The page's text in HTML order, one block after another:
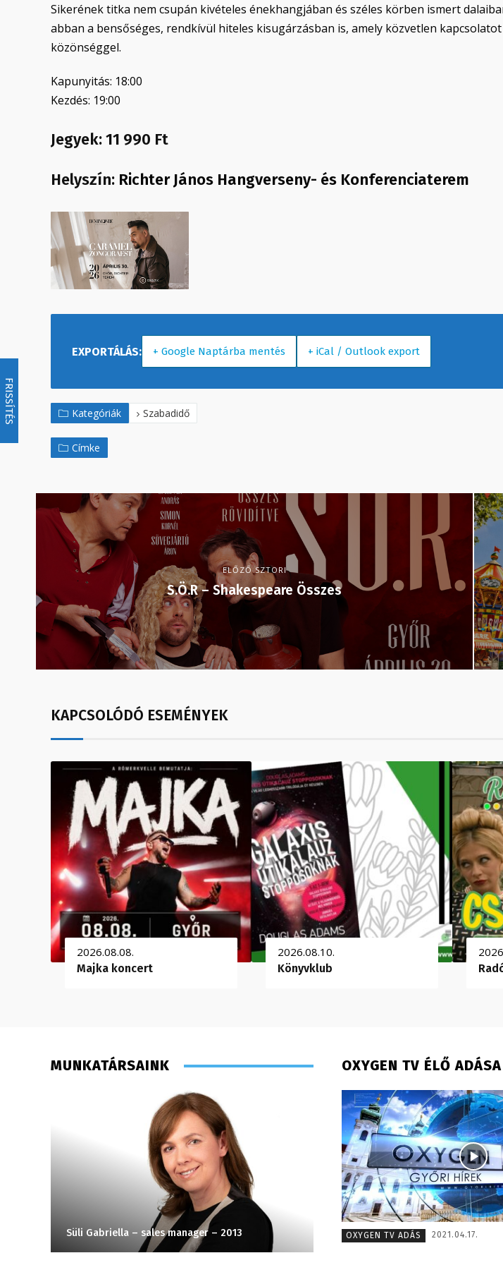
FRISSÍTÉS
Sikerének titka nem csupán kivételes énekhangjában és széles körben ismert
abban a bensőséges, rendkívül hiteles kisugárzásban is, amely közvetlen
közönséggel.
Kapunyitás: 18:00
Kezdés: 19:00
Jegyek: 11 990 Ft
Helyszín: Richter János Hangverseny- és Konferenciaterem
+ Google Naptárba mentés + iCal / Outlook export
Kategóriák Szabadidő
Címke
ELŐZŐ SZTORI
S.Ö.R – Shakespeare Összes
KAPCSOLÓDÓ ESEMÉNYEK
2026.08.08.
Majka koncert
2026.08.10.
Könyvklub
MUNKATÁRSAINK
Süli Gabriella – sales manager – 2013 Tóth Bálint – operatőr-vágó – 2009
OXYGEN TV ÉLŐ ADÁSA
OXYGEN TV ADÁS
2021.04.17.